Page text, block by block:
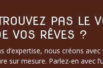
PAS LE
VOS RÊVES ?
d’expertise, nous créons
sur mesure. Parlez-en avec